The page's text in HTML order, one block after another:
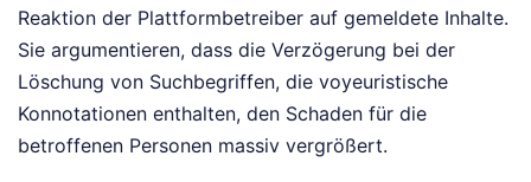
Reaktion der Plattformbetreiber auf gemeldete Inhalte.
Sie argumentieren, dass die Verzögerung bei der
Löschung von Suchbegriffen, die voyeuristische
Konnotationen enthalten, den Schaden für die
betroffenen Personen massiv vergrößert.